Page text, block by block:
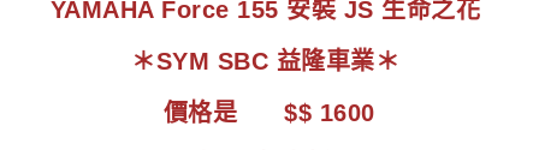
YAMAHA Force 155 安裝 JS 生命之花
＊SYM SBC 益隆車業＊
價格是 $$ 1600